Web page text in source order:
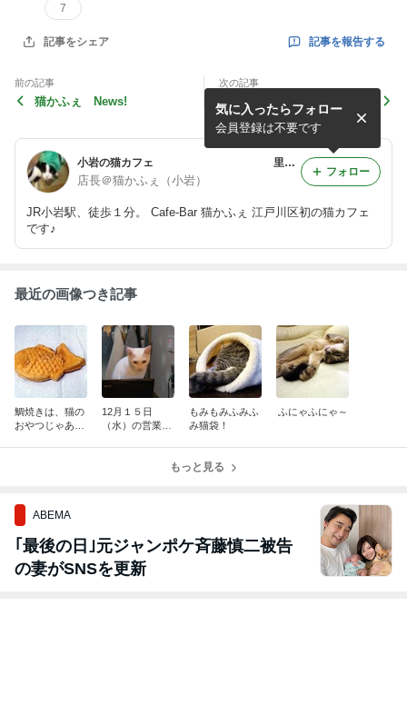
7
記事をシェア 記事を報告する
前の記事
猫かふぇ News!
次の記事
2杯目、半額イベント第１
弾！
小岩の猫カフェ 里親募集中！
店長＠猫かふぇ（小岩）
JR小岩駅、徒歩１分。 Cafe-Bar 猫かふぇ 江戸川区初の猫カフェ
です♪
気に入ったらフォロー
会員登録は不要です
フォロー
最近の画像つき記事
鯛焼きは、猫の
おやつじゃあり
12月１５日
（水）の営業時
もみもみふみふ
み猫袋！
ふにゃふにゃ～
もっと見る
ABEMA
｢最後の日｣元ジャンポケ斉藤慎二被告
の妻がSNSを更新